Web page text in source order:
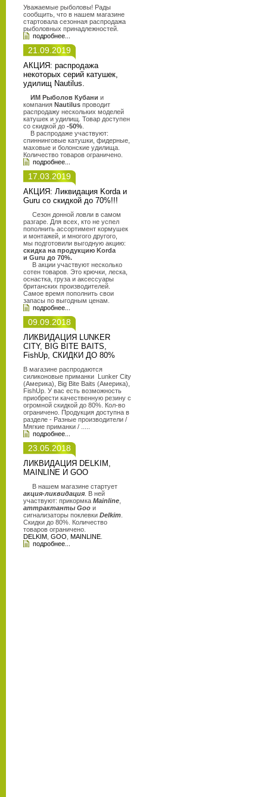
Уважаемые рыболовы! Рады
сообщить, что в нашем магазине
стартовала сезонная распродажа
рыболовных принадлежностей.
подробнее...
21.09.2019
АКЦИЯ: распродажа
некоторых серий катушек,
удилищ Nautilus.
ИМ Рыболов Кубани и
компания Nautilusпроводит
распродажу нескольких моделей
катушек и удилищ. Товар доступен
со скидкой до -50%.
В распродаже участвуют:
спиннинговые катушки, фидерные,
маховые и болонские удилища.
Количество товаров ограничено.
подробнее...
17.03.2019
АКЦИЯ: Ликвидация Korda и
Guru со скидкой до 70%!!!
Сезон донной ловли в самом
разгаре. Для всех, кто не успел
пополнить ассортимент кормушек
и монтажей, и многого другого,
мы подготовили выгодную акцию:
скидка на продукцию Korda
и Guru до 70%.
В акции участвуют несколько
сотен товаров. Это крючки, леска,
оснастка, груза и аксессуары
британских производителей.
Самое время пополнить свои
запасы по выгодным ценам.
подробнее...
09.09.2018
ЛИКВИДАЦИЯ LUNKER
CITY, BIG BITE BAITS,
FishUp, СКИДКИ ДО 80%
В магазине распродаются
силиконовые приманки Lunker City
(Америка), Big Bite Baits (Америка),
FishUp. У вас есть возможность
приобрести качественную резину с
огромной скидкой до 80%. Кол-во
ограничено. Продукция доступна в
разделе - Разные производители /
Мягкие приманки / .....
подробнее...
23.05.2018
ЛИКВИДАЦИЯ DELKIM,
MAINLINE И GOO
В нашем магазине стартует
акция-ликвидация. В ней
участвуют: прикормка Mainline,
аттрактанты Gooи
сигнализаторы поклевки Delkim.
Скидки до 80%. Количество
товаров ограничено.
DELKIM, GOO MAINLINE.
подробнее...